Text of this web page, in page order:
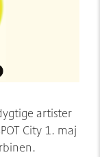
artister
City 1. maj